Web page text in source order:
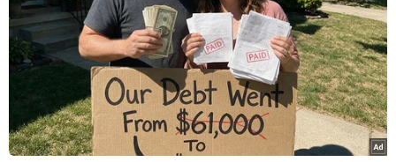
phẩm đình đám của Apple diễn ra vào ngày
14/9/2021 giờ Mỹ (rạng sáng 15/9/2021 giờ VN).